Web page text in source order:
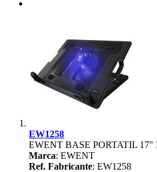
EW1258
EWENT BASE PORTATIL
Marca: EWENT
Ref. Fabricante: EW1258